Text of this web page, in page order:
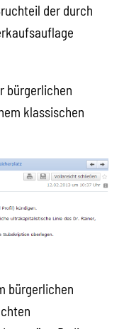
der durch
bürgerlichen
klassischen
bürgerlichen